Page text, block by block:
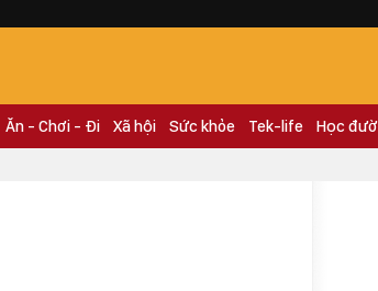
Ăn - Chơi - Đi Xã hội Sức khỏe Tek-life Học